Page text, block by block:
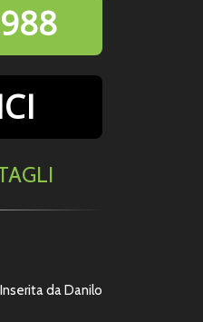
Inserita da Danilo